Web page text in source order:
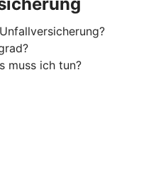
muss ich tun?